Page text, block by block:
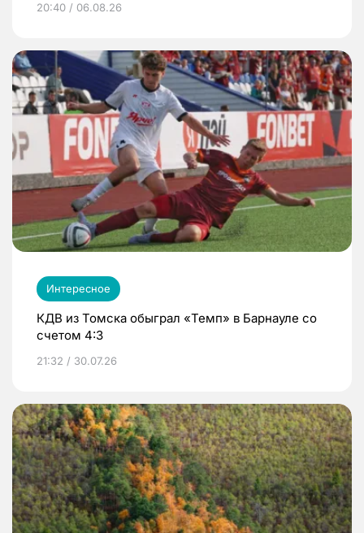
20:40 / 06.08.26
Интересное
КДВ из Томска обыграл «Темп» в Барнауле со
счетом 4:3
21:32 / 30.07.26